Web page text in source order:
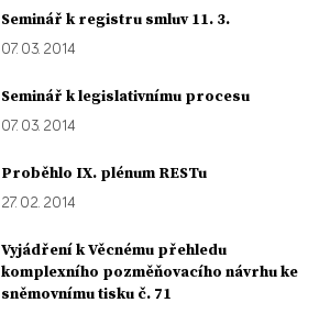
Seminář k registru smluv 11. 3.
07. 03. 2014
Seminář k legislativnímu procesu
07. 03. 2014
Proběhlo IX. plénum RESTu
27. 02. 2014
Vyjádření k Věcnému přehledu
komplexního pozměňovacího návrhu ke
sněmovnímu tisku č. 71